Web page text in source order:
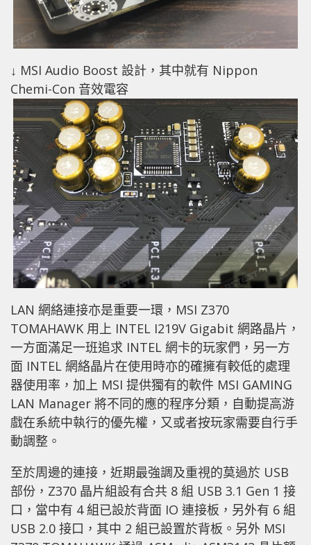
↓ MSI Audio Boost 設計，其中就有 Nippon
Chemi-Con 音效電容
LAN 網絡連接亦是重要一環，MSI Z370
TOMAHAWK 用上 INTEL I219V Gigabit 網路晶片，
一方面滿足一班追求 INTEL 網卡的玩家們，另一方
面 INTEL 網絡晶片在使用時亦的確擁有較低的處理
器使用率，加上 MSI 提供獨有的軟件 MSI GAMING
LAN Manager 將不同的應的程序分類，自動提高游
戲在系統中執行的優先權，又或者按玩家需要自行手
動調整。
至於周邊的連接，近期最強調及重視的莫過於 USB
部份，Z370 晶片組設有合共 8 組 USB 3.1 Gen 1 接
口，當中有 4 組已設於背面 IO 連接板，另外有 6 組
USB 2.0 接口，其中 2 組已設置於背板。另外 MSI